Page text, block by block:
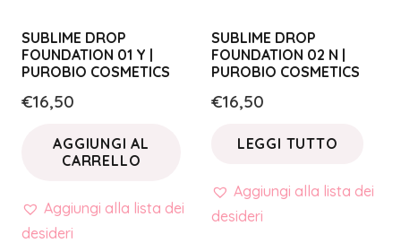
SUBLIME DROP
FOUNDATION 01 Y |
PUROBIO COSMETICS
€16,50
AGGIUNGI AL
CARRELLO
Aggiungi alla lista dei
desideri
SUBLIME DROP
FOUNDATION 02 N |
PUROBIO COSMETICS
€16,50
LEGGI TUTTO
Aggiungi alla lista dei
desideri